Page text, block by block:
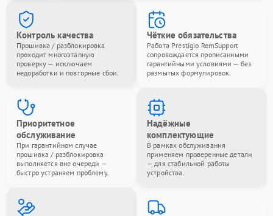
Контроль качества
Прошивка / разблокировка
проходит многоэтапную
проверку — исключаем
недоработки и повторные сбои.
Чёткие обязательства
Работа Prestigio RemSupport
сопровождается прописанными
гарантийными условиями — без
размытых формулировок.
Приоритетное
обслуживание
При гарантийном случае
прошивка / разблокировка
выполняется вне очереди —
быстро устраняем проблему.
Надёжные
комплектующие
В рамках обслуживания
применяем проверенные детали
— для стабильной работы
устройства.